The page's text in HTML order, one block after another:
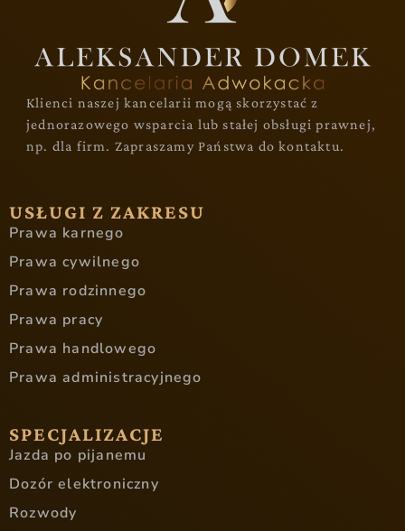
Klienci naszej kancelarii mogą skorzystać z
jednorazowego wsparcia lub stałej obsługi prawnej,
np. dla firm. Zapraszamy Państwa do kontaktu.
USŁUGI Z ZAKRESU
Prawa karnego
Prawa cywilnego
Prawa rodzinnego
Prawa pracy
Prawa handlowego
Prawa administracyjnego
SPECJALIZACJE
Jazda po pijanemu
Dozór elektroniczny
Rozwody